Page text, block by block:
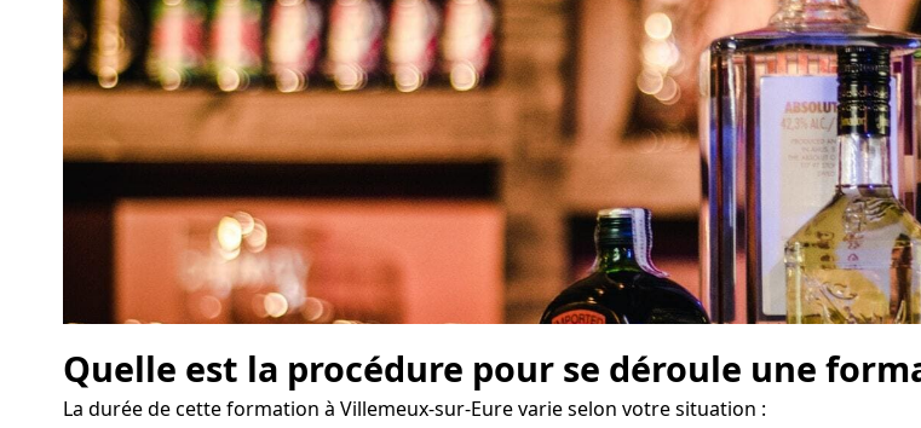
Quelle est la procédure pour se déroule une
La durée de cette formation à Villemeux-sur-Eure varie selon votre situation :